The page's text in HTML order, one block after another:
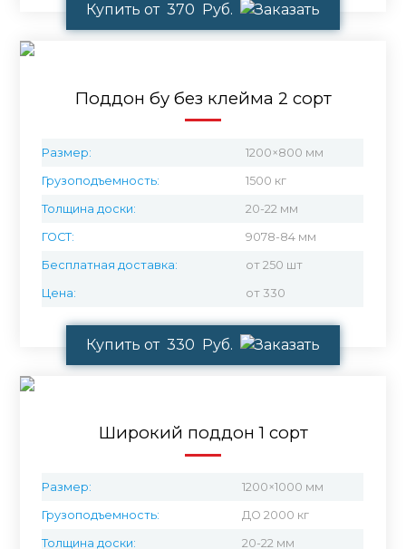
Купить от 370 Руб.
Поддон бу без клейма 2 сорт
Размер: 1200×800 мм
Грузоподъемность: 1500 кг
Толщина доски: 20-22 мм
ГОСТ: 9078-84 мм
Бесплатная доставка: от 250 шт
Цена: от 330
Купить от 330 Руб.
Широкий поддон 1 сорт
Размер: 1200×1000 мм
Грузоподъемность: ДО 2000 кг
Толщина доски: 20-22 мм